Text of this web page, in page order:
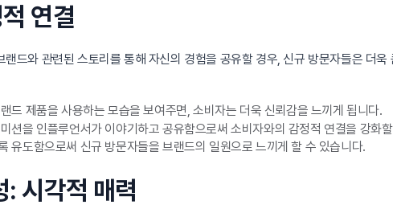
연결
드와 관련된 스토리를 통해 자신의 경험을 공유할 경우, 신규 방문자들은 더
드 제품을 사용하는 모습을 보여주면, 소비자는 더욱 신뢰감을 느끼게 됩니다.
션을 인플루언서가 이야기하고 공유함으로써 소비자와의 감정적 연결을 강화
유도함으로써 신규 방문자들을 브랜드의 일원으로 느끼게 할 수 있습니다.
시각적 매력